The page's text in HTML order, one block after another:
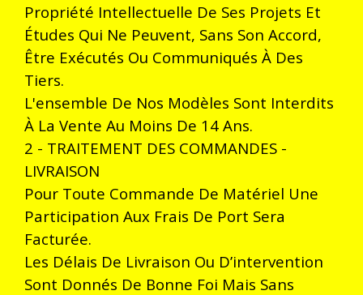
Propriété Intellectuelle De Ses Projets Et
Études Qui Ne Peuvent, Sans Son Accord,
Être Exécutés Ou Communiqués À Des
Tiers.
L'ensemble De Nos Modèles Sont Interdits
À La Vente Au Moins De 14 Ans.
2 - TRAITEMENT DES COMMANDES -
LIVRAISON
Pour Toute Commande De Matériel Une
Participation Aux Frais De Port Sera
Facturée.
Les Délais De Livraison Ou D’intervention
Sont Donnés De Bonne Foi Mais Sans